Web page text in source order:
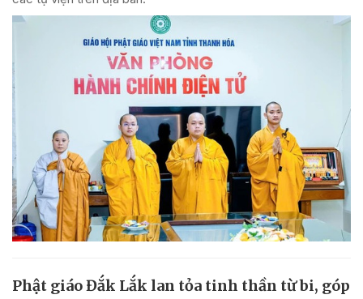
Phật giáo Đắk Lắk lan tỏa tinh thần từ bi, góp